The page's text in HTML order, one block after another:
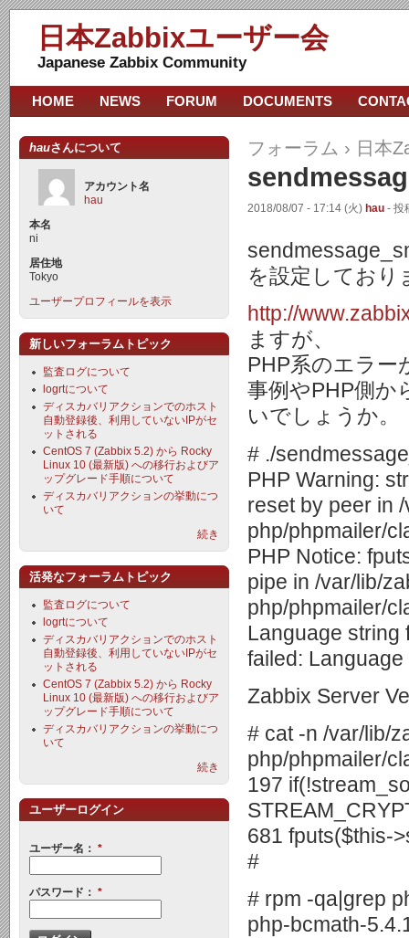
日本Zabbixユーザー会
Japanese Zabbix Community
フォーラム › 日本
2018/08/07 - 17:14 (火) hau - 投
を設定しており
http://
ますが、
PHP系のエラ
事例やPHP側か
いでしょうか。
# ./
PHP Warning:
reset by peer in
php/phpmailer/
PHP Notice:
pipe in /var/lib/
php/phpmailer/
Language string
failed:
Zabbix Server
# cat -n /var/lib/
php/phpmailer/
197
681 fputs($this-
#
# rpm -qa|grep
php-bcmath-
HOME NEWS FORUM DOCUMENTS
hauさんについて
アカウント名
hau
本名
ni
居住地
Tokyo
ユーザープロフィールを表示
新しいフォーラムトピック
監査ログについて
logrtについて
ディスカバリアクションでのホスト
自動登録後、利用していないIPがセ
ットされる
CentOS 7 (Zabbix 5.2) から Rocky
Linux 10 (最新版) への移行およびア
ップグレード手順について
ディスカバリアクションの挙動につ
いて
続き
活発なフォーラムトピック
監査ログについて
logrtについて
ディスカバリアクションでのホスト
自動登録後、利用していないIPがセ
ットされる
CentOS 7 (Zabbix 5.2) から Rocky
Linux 10 (最新版) への移行およびア
ップグレード手順について
ディスカバリアクションの挙動につ
いて
続き
ユーザーログイン
ユーザー名： *
パスワード： *